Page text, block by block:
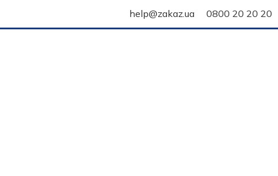
help@zakaz.ua 0800 20 20 20